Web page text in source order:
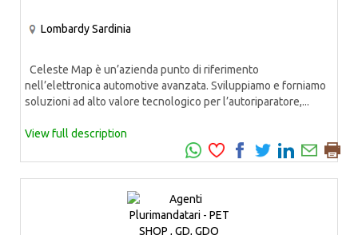
LombardySardinia
Celeste Map è un’azienda punto di riferimento
nell’elettronica automotive avanzata. Sviluppiamo e forniamo
soluzioni ad alto valore tecnologico per l’autoriparatore,...
View full description